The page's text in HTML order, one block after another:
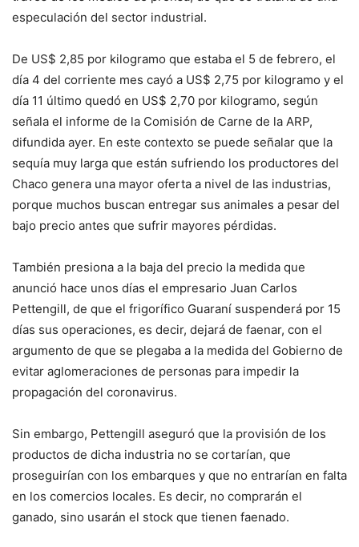
especulación del sector industrial.
De US$ 2,85 por kilogramo que estaba el 5 de febrero, el
día 4 del corriente mes cayó a US$ 2,75 por kilogramo y el
día 11 último quedó en US$ 2,70 por kilogramo, según
señala el informe de la Comisión de Carne de la ARP,
difundida ayer. En este contexto se puede señalar que la
sequía muy larga que están sufriendo los productores del
Chaco genera una mayor oferta a nivel de las industrias,
porque muchos buscan entregar sus animales a pesar del
bajo precio antes que sufrir mayores pérdidas.
También presiona a la baja del precio la medida que
anunció hace unos días el empresario Juan Carlos
Pettengill, de que el frigorífico Guaraní suspenderá por 15
días sus operaciones, es decir, dejará de faenar, con el
argumento de que se plegaba a la medida del Gobierno de
evitar aglomeraciones de personas para impedir la
propagación del coronavirus.
Sin embargo, Pettengill aseguró que la provisión de los
productos de dicha industria no se cortarían, que
proseguirían con los embarques y que no entrarían en falta
en los comercios locales. Es decir, no comprarán el
ganado, sino usarán el stock que tienen faenado.